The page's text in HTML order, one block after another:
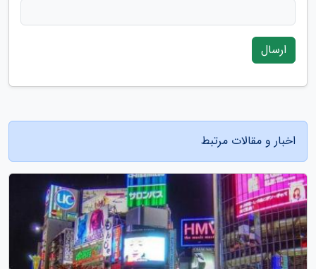
ارسال
اخبار و مقالات مرتبط